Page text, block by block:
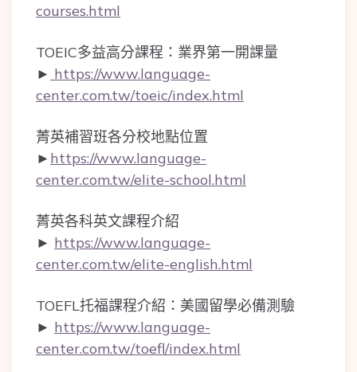
courses.html
TOEIC多益高分課程：業界第一開課量
► https://www.language-
center.com.tw/toeic/index.html
菁英補習班各分校地點位置
► https://www.language-
center.com.tw/elite-school.html
菁英各科英文課程介紹
► https://www.language-
center.com.tw/elite-english.html
TOEFL托福課程介紹：美國留學必備測驗
► https://www.language-
center.com.tw/toefl/index.html